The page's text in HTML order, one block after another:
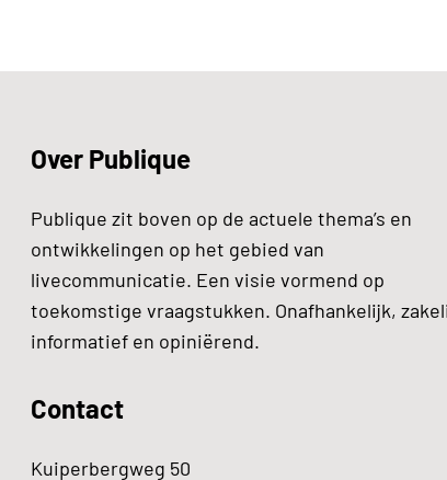
Over Publique
Publique zit boven op de actuele thema’s en
ontwikkelingen op het gebied van
livecommunicatie. Een visie vormend op
toekomstige vraagstukken. Onafhankelijk,
informatief en opiniërend.
Contact
Kuiperbergweg 50